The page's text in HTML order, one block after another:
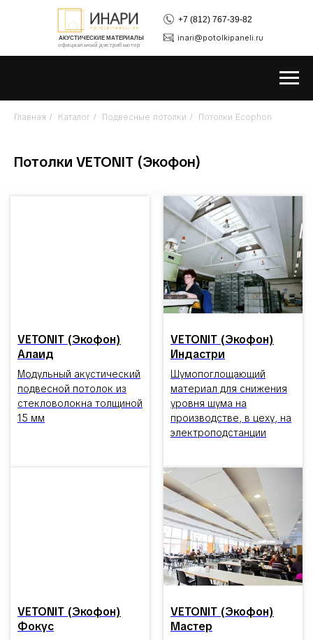
АКУСТИЧЕСКИЕ МАТЕРИАЛЫ
официальный дистрибьютор
inari@potolkipaneli.ru
+7 (812) 767-39-82
Главная / Каталог / Подвесные потолки / Потолки Ecophon
Потолки VETONIT (Экофон)
VETONIT (Экофон)
Алаид
Модульный акустический
подвесной потолок из
стекловолокна толщиной
15 мм
VETONIT (Экофон)
Индастри
Шумопоглощающий
материал для снижения
уровня шума на
производстве, в цеху, на
электроподстанции
VETONIT (Экофон)
Фокус
VETONIT (Экофон)
Мастер